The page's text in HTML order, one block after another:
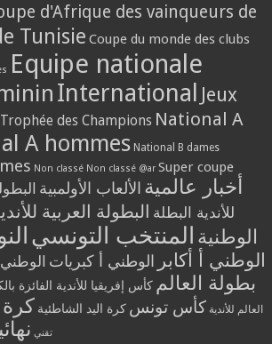
d'Afrique des vainqueurs de
Tunisie Coupe du monde des clubs
Equipe nationale
International Jeux
Trophée des Champions National A
A hommes National B dames
Non classé Non classé @ar Super coupe
أخبار عالمية الألعاب الأولمبية
للأندية البطلة البطولة العربية
الوطنية المنتخب التونسي
الوطني أ أكابر الوطني أ كبريات
بطولة العالم كأس إفريقيا للأندية الفائزة
العالم للأندية كأس تونس كرة اليد الشاطئية كرة
تقني